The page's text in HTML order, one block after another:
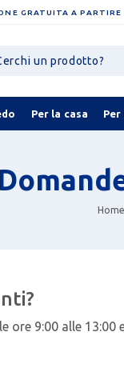
GRATUITA A
Per la casa Per
Home
ore 9:00 alle